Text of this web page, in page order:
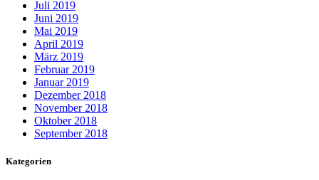
Juli 2019
Juni 2019
Mai 2019
April 2019
März 2019
Februar 2019
Januar 2019
Dezember 2018
November 2018
Oktober 2018
September 2018
Kategorien